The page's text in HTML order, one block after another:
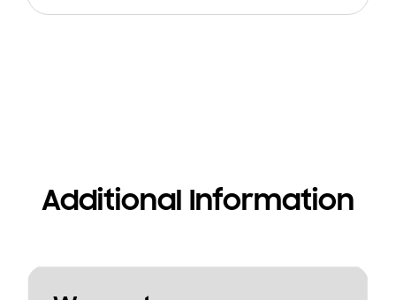
Additional Information